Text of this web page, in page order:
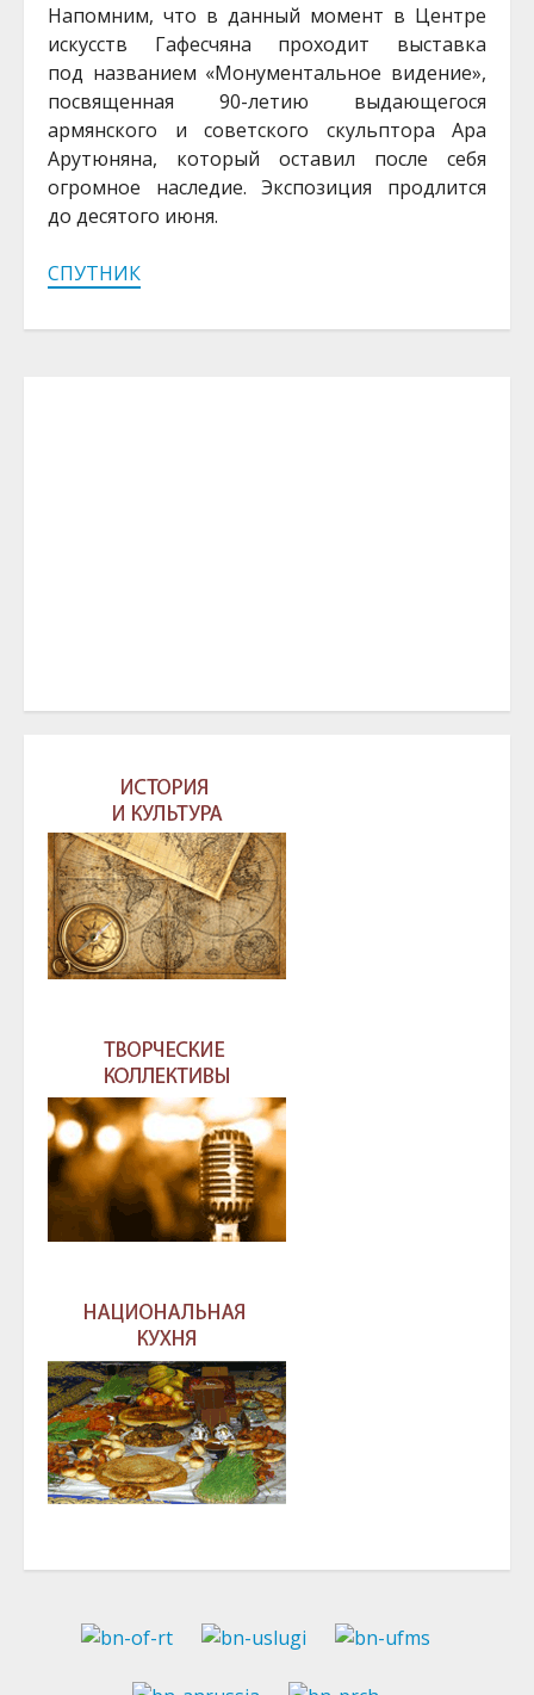
Напомним, что в данный момент в Центре
искусств Гафесчяна проходит выставка
под названием «Монументальное видение»,
посвященная 90-летию выдающегося
армянского и советского скульптора Ара
Арутюняна, который оставил после себя
огромное наследие. Экспозиция продлится
до десятого июня.
СПУТНИК